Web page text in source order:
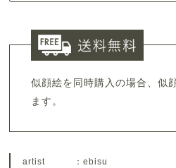
似顔絵を同時購入の場合、似
ます。
artist
：ebisu